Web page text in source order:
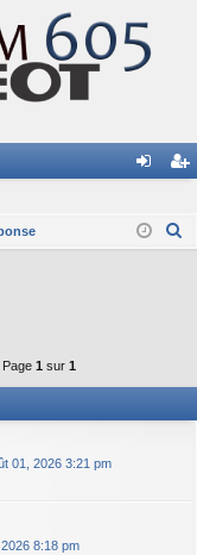
ne cri
c
Page 1 sur 1
01, 2026 3:21 pm
8:18 pm